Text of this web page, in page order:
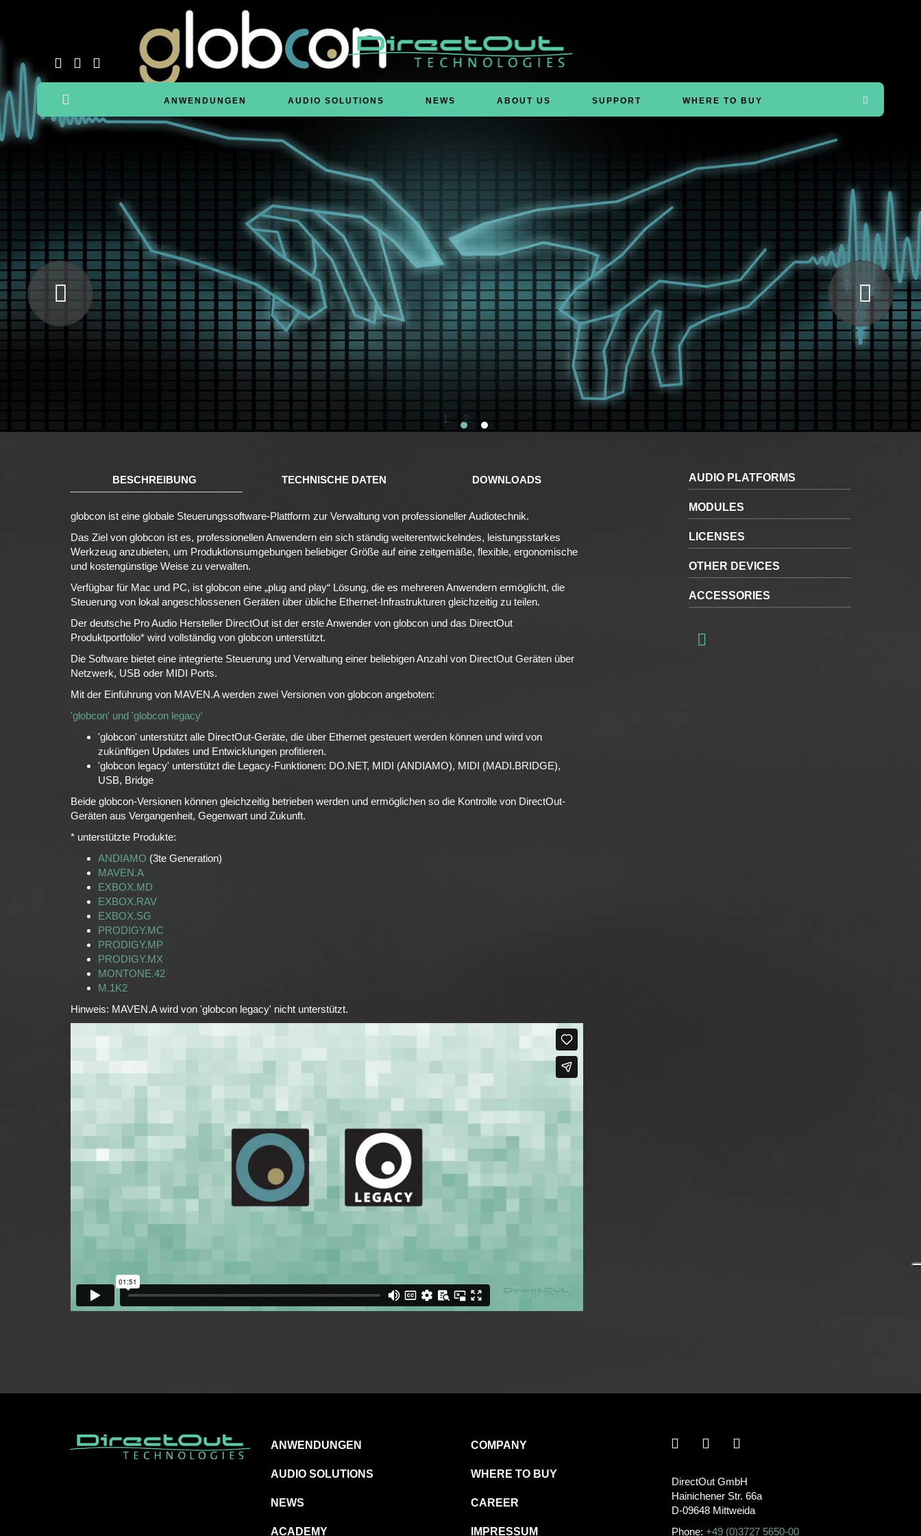
ANWENDUNGEN AUDIO SOLUTIONS NEWS ABOUT US SUPPORT WHERE TO BUY
BESCHREIBUNG TECHNISCHE DATEN DOWNLOADS
globcon ist eine globale Steuerungssoftware-Plattform zur Verwaltung von professioneller Audiotechnik.
Das Ziel von globcon ist es, professionellen Anwendern ein sich ständig weiterentwickelndes, leistungsstarkes
Werkzeug anzubieten, um Produktionsumgebungen beliebiger Größe auf eine zeitgemäße, flexible, ergonomische
und kostengünstige Weise zu verwalten.
Verfügbar für Mac und PC, ist globcon eine „plug and play“ Lösung, die es mehreren Anwendern ermöglicht, die
Steuerung von lokal angeschlossenen Geräten über übliche Ethernet-Infrastrukturen gleichzeitig zu teilen.
Der deutsche Pro Audio Hersteller DirectOut ist der erste Anwender von globcon und das DirectOut
Produktportfolio* wird vollständig von globcon unterstützt.
Die Software bietet eine integrierte Steuerung und Verwaltung einer beliebigen Anzahl von DirectOut Geräten über
Netzwerk, USB oder MIDI Ports.
Mit der Einführung von MAVEN.A werden zwei Versionen von globcon angeboten:
'globcon' und 'globcon legacy'
'globcon' unterstützt alle DirectOut-Geräte, die über Ethernet gesteuert werden können und wird von
zukünftigen Updates und Entwicklungen profitieren.
'globcon legacy' unterstützt die Legacy-Funktionen: DO.NET, MIDI (ANDIAMO), MIDI (MADI.BRIDGE),
USB, Bridge
Beide globcon-Versionen können gleichzeitig betrieben werden und ermöglichen so die Kontrolle von DirectOut-
Geräten aus Vergangenheit, Gegenwart und Zukunft.
* unterstützte Produkte:
ANDIAMO (3te Generation)
MAVEN.A
EXBOX.MD
EXBOX.RAV
EXBOX.SG
PRODIGY.MC
PRODIGY.MP
PRODIGY.MX
MONTONE.42
M.1K2
Hinweis: MAVEN.A wird von 'globcon legacy' nicht unterstützt.
AUDIO PLATFORMS
MODULES
LICENSES
OTHER DEVICES
ACCESSORIES
ANWENDUNGEN
AUDIO SOLUTIONS
NEWS
ACADEMY
COMPANY
WHERE TO BUY
CAREER
IMPRESSUM
DirectOut GmbH
Hainichener Str. 66a
D-09648 Mittweida
Phone: +49 (0)3727 5650-00